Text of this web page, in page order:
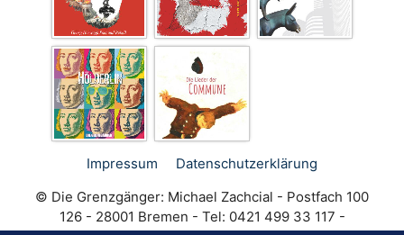
Impressum
Datenschutz­erklärung
© Die Grenzgänger: Michael Zachcial - Postfach 100
126 - 28001 Bremen - Tel: 0421 499 33 117 -